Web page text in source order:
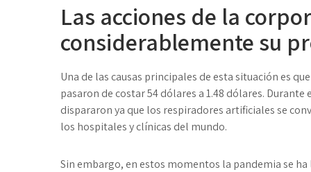
Las acciones de la
considerablemente su
Una de las causas principales de esta situación es
pasaron de costar 54 dólares a 1.48 dólares.
dispararon ya que los respiradores artificiales se
los hospitales y clínicas del mundo.
Sin embargo, en estos momentos la pandemia se